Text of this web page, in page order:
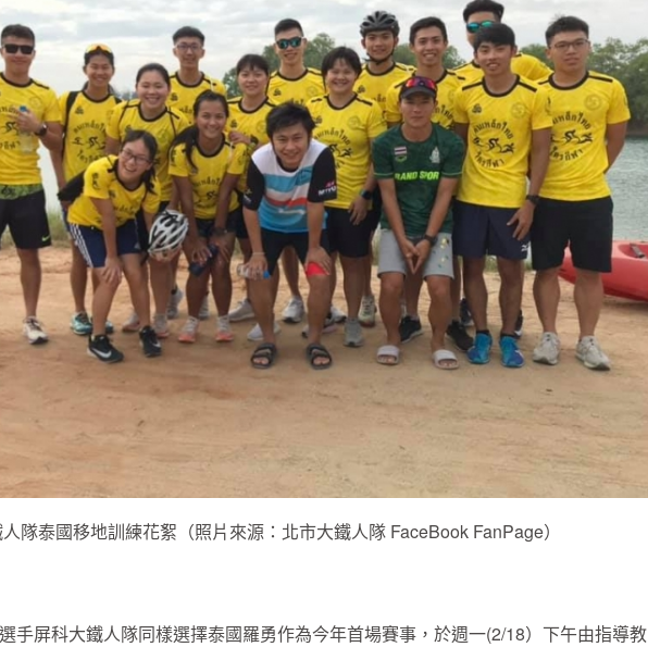
隊泰國移地訓練花絮（照片來源：北市大鐵人隊 FaceBook FanPage）
手屏科大鐵人隊同樣選擇泰國羅勇作為今年首場賽事，於週一(2/18）下午由指導教